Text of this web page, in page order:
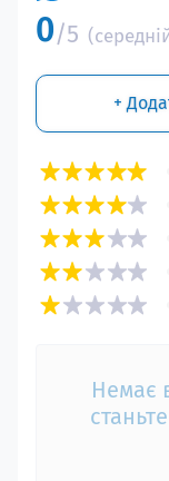
0/5
+
Немає